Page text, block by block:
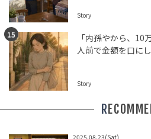
Story
「内孫やから、10
人前で金額を口に
Story
2025.08.23(Sat)